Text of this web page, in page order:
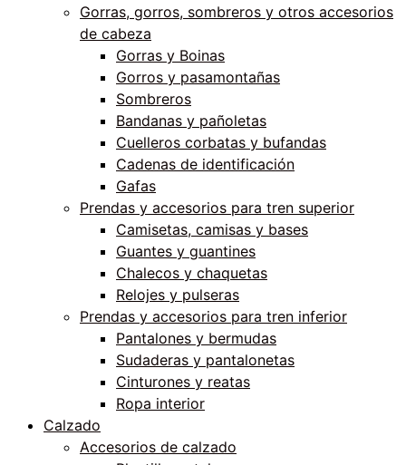
Gorras, gorros, sombreros y otros accesorios
de cabeza
Gorras y Boinas
Gorros y pasamontañas
Sombreros
Bandanas y pañoletas
Cuelleros corbatas y bufandas
Cadenas de identificación
Gafas
Prendas y accesorios para tren superior
Camisetas, camisas y bases
Guantes y guantines
Chalecos y chaquetas
Relojes y pulseras
Prendas y accesorios para tren inferior
Pantalones y bermudas
Sudaderas y pantalonetas
Cinturones y reatas
Ropa interior
Calzado
Accesorios de calzado